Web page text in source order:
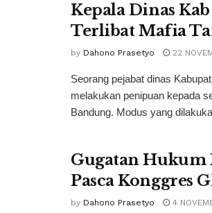
Kepala Dinas
Terlibat Mafia
by Dahono Prasetyo 22
Seorang pejabat dinas
melakukan penipuan kepada
Bandung. Modus yang
Gugatan Hukum
Pasca Konggres
by Dahono Prasetyo 4